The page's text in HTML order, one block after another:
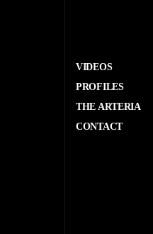
VIDEOS
PROFILES
THE ARTERIA
CONTACT